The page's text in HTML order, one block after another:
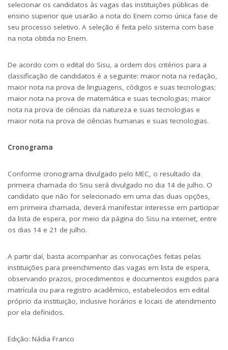
selecionar os candidatos às vagas das instituições públicas de
ensino superior que usarão a nota do Enem como única fase de
seu processo seletivo. A seleção é feita pelo sistema com base
na nota obtida no Enem.
De acordo com o edital do Sisu, a ordem dos critérios para a
classificação de candidatos é a seguinte: maior nota na redação,
maior nota na prova de linguagens, códigos e suas tecnologias;
maior nota na prova de matemática e suas tecnologias; maior
nota na prova de ciências da natureza e suas tecnologias e
maior nota na prova de ciências humanas e suas tecnologias.
Cronograma
Conforme cronograma divulgado pelo MEC, o resultado da
primeira chamada do Sisu será divulgado no dia 14 de julho. O
candidato que não for selecionado em uma das duas opções,
em primeira chamada, deverá manifestar interesse em participar
da lista de espera, por meio da página do Sisu na internet, entre
os dias 14 e 21 de julho.
A partir daí, basta acompanhar as convocações feitas pelas
instituições para preenchimento das vagas em lista de espera,
observando prazos, procedimentos e documentos exigidos para
matrícula ou para registro acadêmico, estabelecidos em edital
próprio da instituição, inclusive horários e locais de atendimento
por ela definidos.
Edição: Nádia Franco